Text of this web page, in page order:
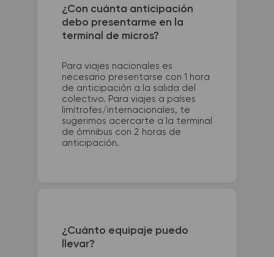
¿Con cuánta anticipación
debo presentarme en la
terminal de micros?
Para viajes nacionales es
necesario presentarse con 1 hora
de anticipación a la salida del
colectivo. Para viajes a países
limítrofes/internacionales, te
sugerimos acercarte a la terminal
de ómnibus con 2 horas de
anticipación.
¿Cuánto equipaje puedo
llevar?